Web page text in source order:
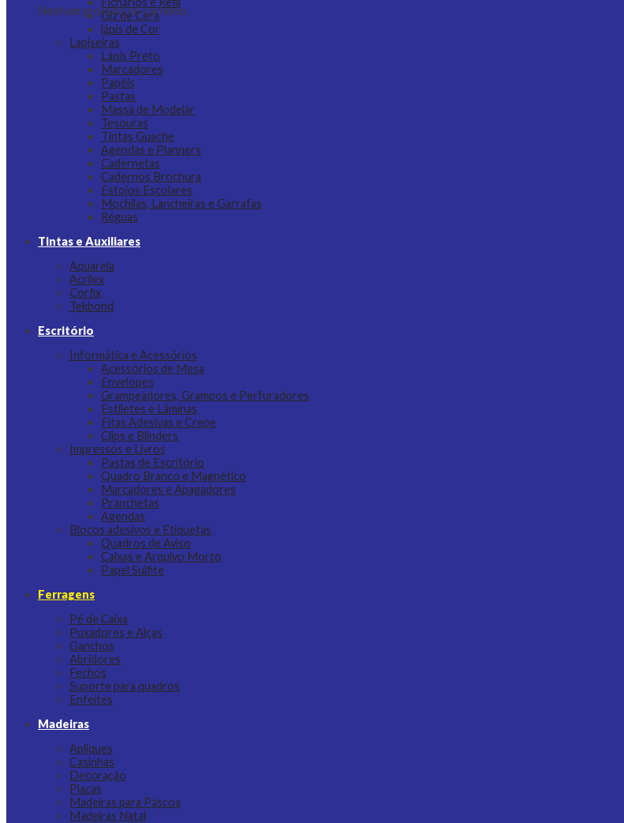
Nenhum produto no carrinho.
Giz de Cera
lápis de Cor
Lapiseiras
Lápis Preto
Marcadores
Papéis
Pastas
Massa de Modelar
Tesouras
Tintas Guache
Agendas e Planners
Cadernetas
Cadernos Brochura
Estojos Escolares
Mochilas, Lancheiras e Garrafas
Réguas
Tintas e Auxiliares
Aquarela
Acrilex
Corfix
Tekbond
Escritório
Informática e Acessórios
Acessórios de Mesa
Envelopes
Grampeadores, Grampos e Perfuradores
Estiletes e Lâminas
Fitas Adesivas e Crepe
Clips e Blinders
Impressos e Livros
Pastas de Escritório
Quadro Branco e Magnético
Marcadores e Apagadores
Pranchetas
Agendas
Blocos adesivos e Etiquetas
Quadros de Aviso
Caixas e Arquivo Morto
Papel Sulfite
Ferragens
Pé de Caixa
Puxadores e Alças
Ganchos
Abridores
Fechos
Suporte para quadros
Enfeites
Madeiras
Apliques
Casinhas
Decoração
Placas
Madeiras para Páscoa
Madeiras Natal